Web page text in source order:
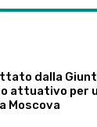
dalla
attuativo per
Moscova